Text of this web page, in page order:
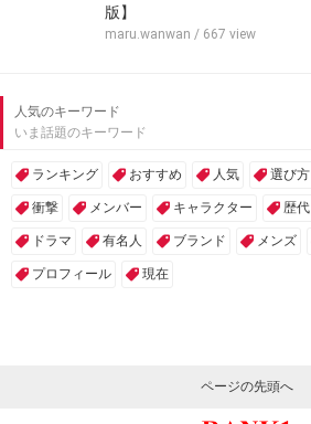
版】
maru.wanwan / 667 view
人気のキーワード
いま話題のキーワード
ランキング おすすめ 人気 選び方
衝撃 メンバー キャラクター 歴代
ドラマ 有名人 ブランド メンズ
プロフィール 現在
ページの先頭へ